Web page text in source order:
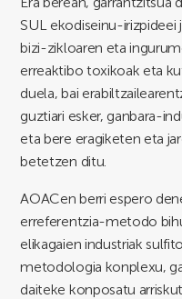
SUL ekodiseinu-irizpideei
bizi-zikloaren eta
erreaktibo toxikoak eta
duela, bai
guztiari esker, ganbara-
eta bere eragiketen eta
betetzen ditu.
AOACen berri espero
erreferentzia-metodo
elikagaien industriak
metodologia konplexu,
daiteke konposatu